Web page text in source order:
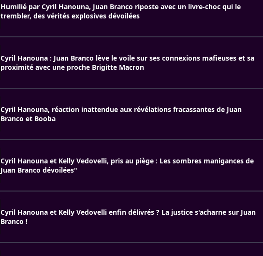
Humilié par Cyril Hanouna, Juan Branco riposte avec un livre-choc qui le
trembler, des vérités explosives dévoilées
Cyril Hanouna : Juan Branco lève le voile sur ses connexions mafieuses et sa
proximité avec une proche Brigitte Macron
Cyril Hanouna, réaction inattendue aux révélations fracassantes de Juan
Branco et Booba
Cyril Hanouna et Kelly Vedovelli, pris au piège : Les sombres manigances de
Juan Branco dévoilées"
Cyril Hanouna et Kelly Vedovelli enfin délivrés ? La justice s'acharne sur Juan
Branco !